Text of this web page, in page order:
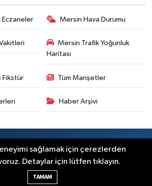
Mersin Hava Durumu
Mersin Trafik Yoğunluk
Haritası
Fikstür Tüm Manşetler
Haber Arşivi
Haber Yazılımı:
sağlamak için çerezlerden
Detaylar için lütfen tıklayın.
TAMAM